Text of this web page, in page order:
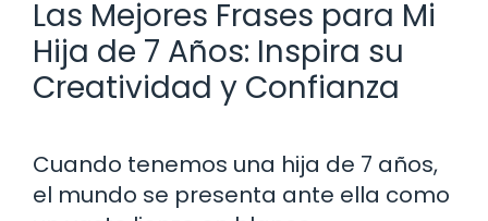
Las Mejores Frases para Mi
Hija de 7 Años: Inspira su
Creatividad y Confianza
Cuando tenemos una hija de 7 años,
el mundo se presenta ante ella como